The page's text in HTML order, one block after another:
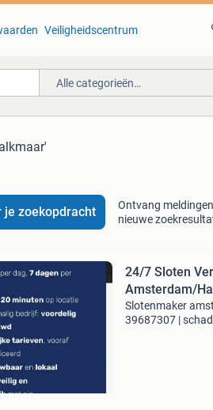
Veiligheidscentrum
Alle categorieën…
je zoekopdracht
Ontvang
nieuwe
24/7 Sloten
Amsterdam/
Slotenmaker
39687307 |